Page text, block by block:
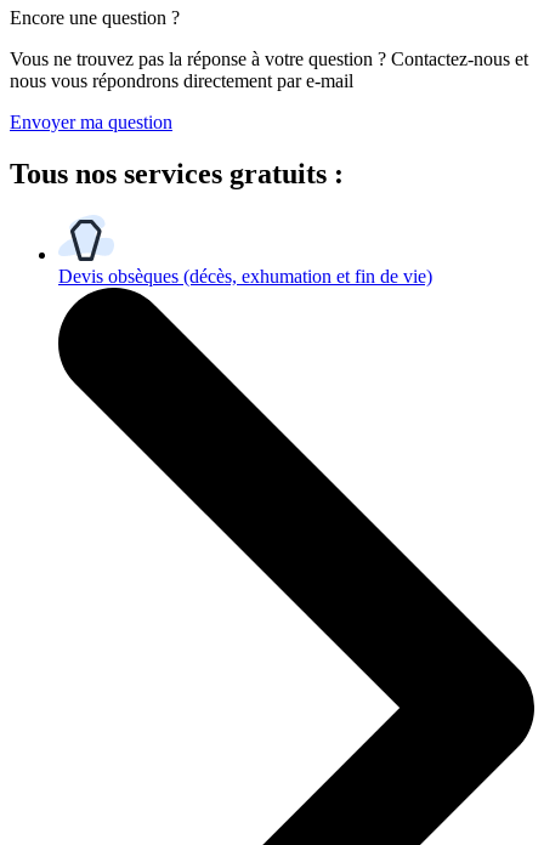
Encore une question ?
Vous ne trouvez pas la réponse à votre question ? Contactez-nous et
nous vous répondrons directement par e-mail
Envoyer ma question
Tous nos services gratuits :
Devis obsèques (décès, exhumation et fin de vie)